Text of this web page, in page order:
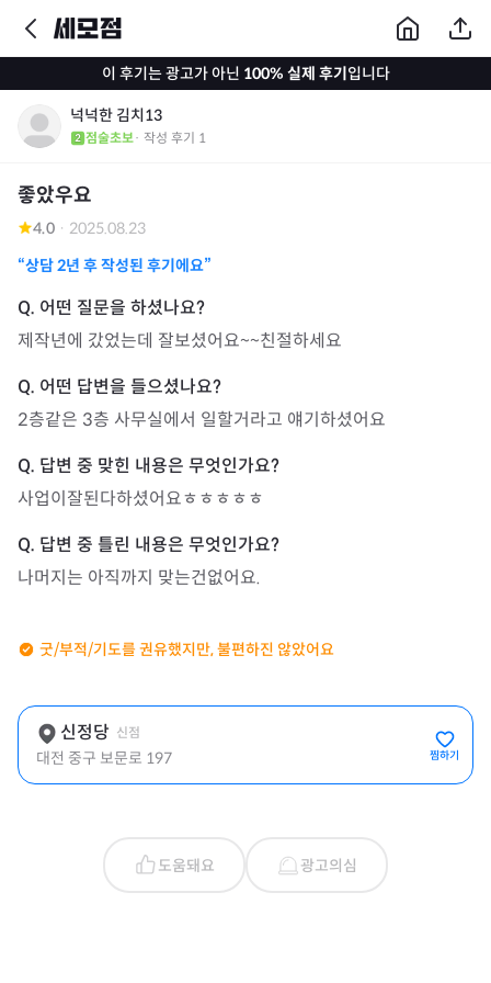
이 후기는 광고가 아닌 100% 실제 후기입니다
넉넉한 김치13
점술초보· 작성 후기 1
좋았우요
4.0 · 2025.08.23
“상담2년 후 작성된 후기에요”
제작년에 갔었는데 잘보셨어요~~친절하세요
2층같은 3층 사무실에서 일할거라고 얘기하셨어요
사업이잘된다하셨어요ㅎㅎㅎㅎㅎ
나머지는 아직까지 맞는건없어요.
굿/부적/기도를 권유했지만, 불편하진 않았어요
신정당 신점
대전 중구 보문로 197 찜하기
도움돼요 광고의심